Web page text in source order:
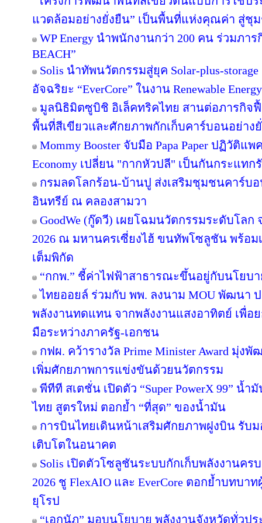
แวดล้อมอย่างยั่งยืน” เป็นพื้นที่แห่งคุณค่า สู่ชุ
WP Energy นำพนักงานกว่า 200 คน ร่วมภาร
BEACH”
Solis นำทัพนวัตกรรมสู่ยุค Solar-plus-
อัจฉริยะ “EverCore” ในงาน Renewable
มูลนิธิมิตซูบิชิ อิเล็คทริคไทย สานต่อภารกิ
พื้นที่สีเขียวและศักยภาพกักเก็บคาร์บอนอย่าง
Mommy Booster จับมือ Papa Paper ปฏิวัติแ
Economy เปลี่ยน "กากหัวปลี" เป็นกันกระแทก
กรมลดโลกร้อน-บ้านปู ส่งเสริมชุมชนคาร์บ
อินทรีย์ ณ คลองสามวา
GoodWe (กู๊ดวี) เผยโฉมนวัตกรรมระดับโลก
2026 ณ มหานครเซี่ยงไฮ้ ขนทัพโซลูชัน พร้อ
เต็มพิกัด
“กกพ.” ชี้ค่าไฟฟ้าสาธารณะขึ้นอยู่กับนโยบา
ไทยออยล์ ร่วมกับ พพ. ลงนาม MOU พัฒนา
พลังงานทดแทน จากพลังงานแสงอาทิตย์ เพื่อ
มือระหว่างภาครัฐ-เอกชน
กฟผ. คว้ารางวัล Prime Minister Award มุ่ง
เพิ่มศักยภาพการแข่งขันด้วยนวัตกรรม
พีทีที สเตชั่น เปิดตัว “Super PowerX 99” น้
ไทย สูตรใหม่ ตอกย้ำ “ที่สุด” ของน้ำมัน
การบินไทยเดินหน้าเสริมศักยภาพฝูงบิน รับม
เติบโตในอนาคต
Solis เปิดตัวโซลูชันระบบกักเก็บพลังงานครบ
2026 ชู FlexAIO และ EverCore ตอกย้ำบทบา
ยุโรป
“เอกนัฏ” มอบนโยบาย พลังงานจังหวัดทั่ว